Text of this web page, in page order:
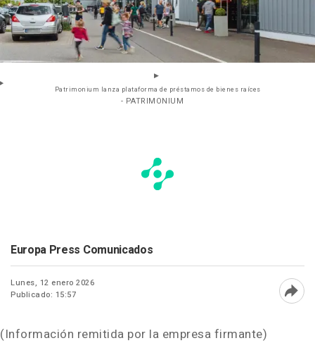
Patrimonium lanza plataforma de préstamos de bienes raíces
- PATRIMONIUM
Europa Press Comunicados
Lunes, 12 enero 2026
Publicado: 15:57
(Información remitida por la empresa firmante)